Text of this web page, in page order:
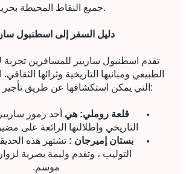
جميع النقاط المحيطة بحرية.
دليل السفر إلى اسطنبول
تقدم اسطنبول ساريير للمسافرين تجربة
الطبيعي ومبانيها التاريخية وثرائها
التي يمكن استكشافها عن طريق تأجير السيارات هي:
قلعة روملي: هي أحد رموز
التاريخي وإطلالتها الرائعة على
بستان إميرجان : تشتهر هذه
التوليب ، وتقدم وليمة بصرية
موسم.